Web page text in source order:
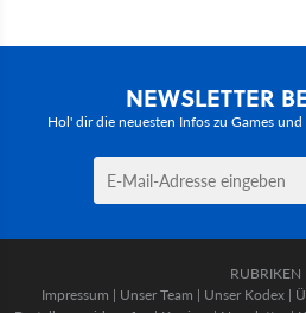
NEWSLETTER
Hol' dir die neuesten Infos zu Games
RUBRIKEN
Impressum | Unser Team | Unser Kodex |